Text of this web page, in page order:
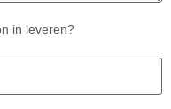
in leveren?